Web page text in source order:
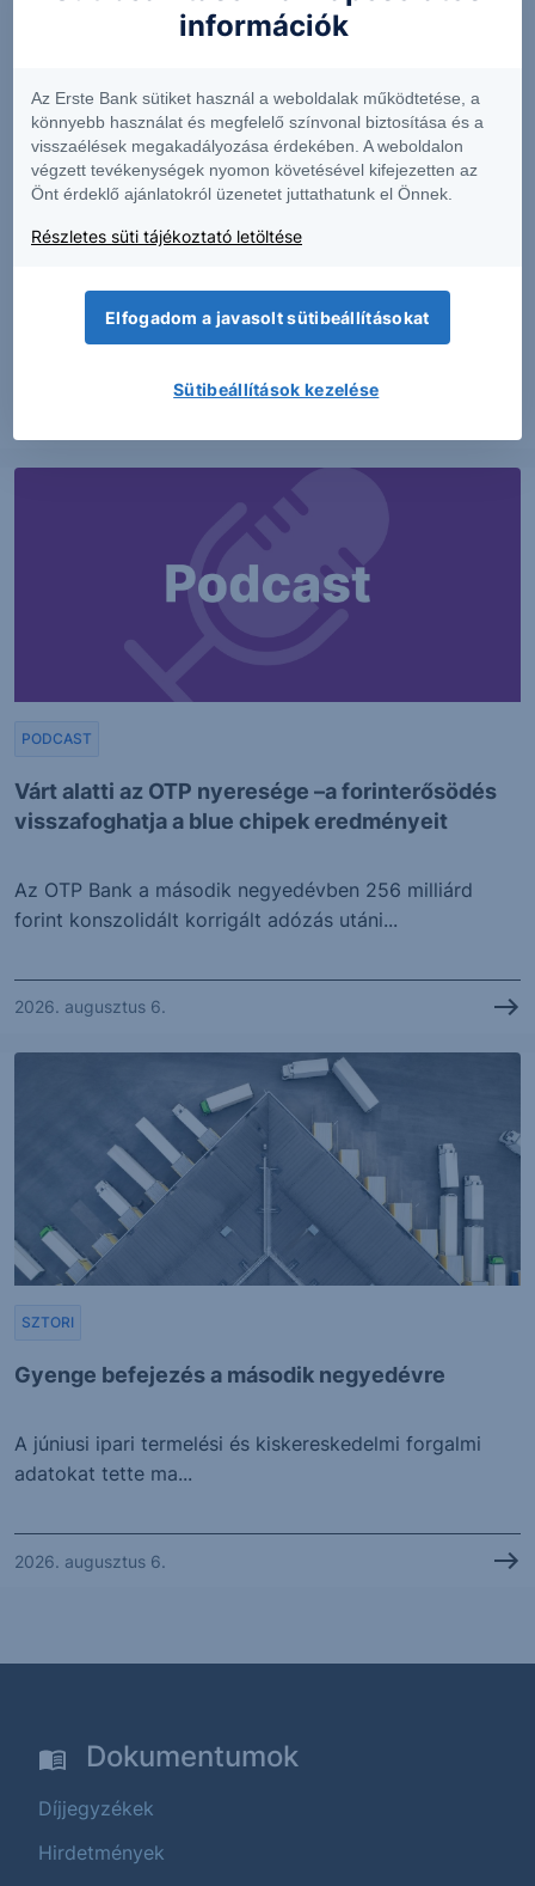
Várt alatti az OTP nyeresége –a forinterősödés
visszafoghatja a blue chipek eredményeit
PODCAST
Az OTP Bank a második negyedévben 256 milliárd
forint konszolidált korrigált adózás utáni...
2026. augusztus 6.
Gyenge befejezés a második negyedévre
SZTORI
A júniusi ipari termelési és kiskereskedelmi forgalmi
adatokat tette ma...
2026. augusztus 6.
Dokumentumok
Díjjegyzékek
Hirdetmények
információk
Az Erste Bank sütiket használ a weboldalak működtetése, a
könnyebb használat és megfelelő színvonal biztosítása és a
visszaélések megakadályozása érdekében. A weboldalon
végzett tevékenységek nyomon követésével kifejezetten az
Önt érdeklő ajánlatokról üzenetet juttathatunk el Önnek.
Részletes süti tájékoztató letöltése
Elfogadom a javasolt sütibeállításokat
Sütibeállítások kezelése